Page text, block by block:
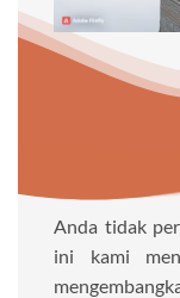
Anda tidak
ini kami